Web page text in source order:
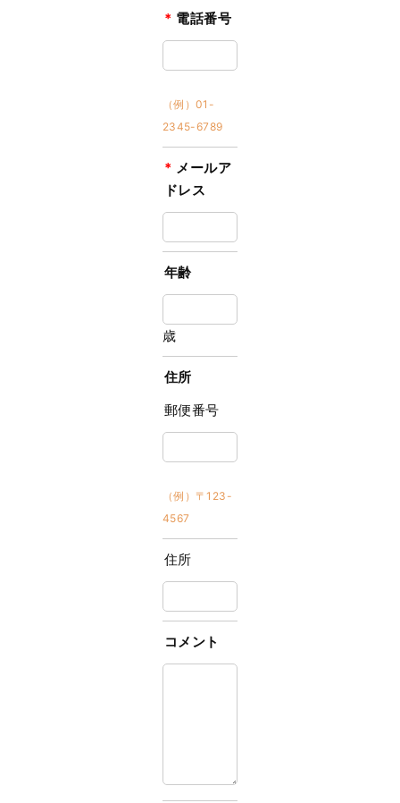
* 電話番号
（例）01-
2345-6789
* メールア
ドレス
年齢
歳
住所
郵便番号
（例）〒123-
4567
住所
コメント